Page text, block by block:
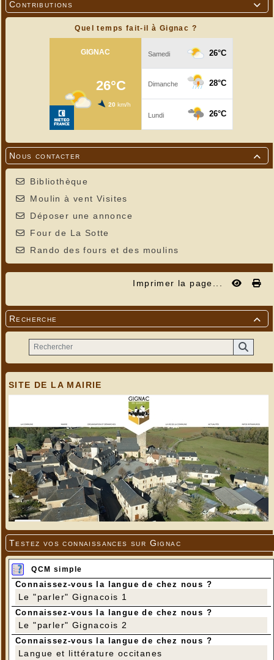

Contributions
Quel temps fait-il à Gignac ?

Nous contacter
Bibliothèque
Moulin à vent Visites
Déposer une annonce
Four de La Sotte
Rando des fours et des moulins
Imprimer la page...

Recherche
SITE DE LA MAIRIE
Testez vos connaissances sur Gignac
QCM simple
Connaissez-vous la langue de chez nous ?
Le "parler" Gignacois 1
Connaissez-vous la langue de chez nous ?
Le "parler" Gignacois 2
Connaissez-vous la langue de chez nous ?
Langue et littérature occitanes
Repas au coin du four sous la halle de Collonges
---
---